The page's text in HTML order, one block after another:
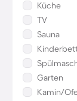
Küche
TV
Sauna
Garten
Kamin/